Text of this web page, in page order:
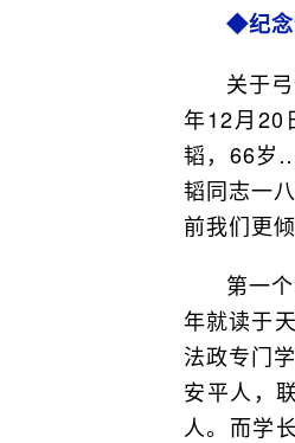
◆纪念
关于
年12月20
韬，66岁
韬同志一
前我们更
第一
年就读于
法政专门
安平人，
人。而学